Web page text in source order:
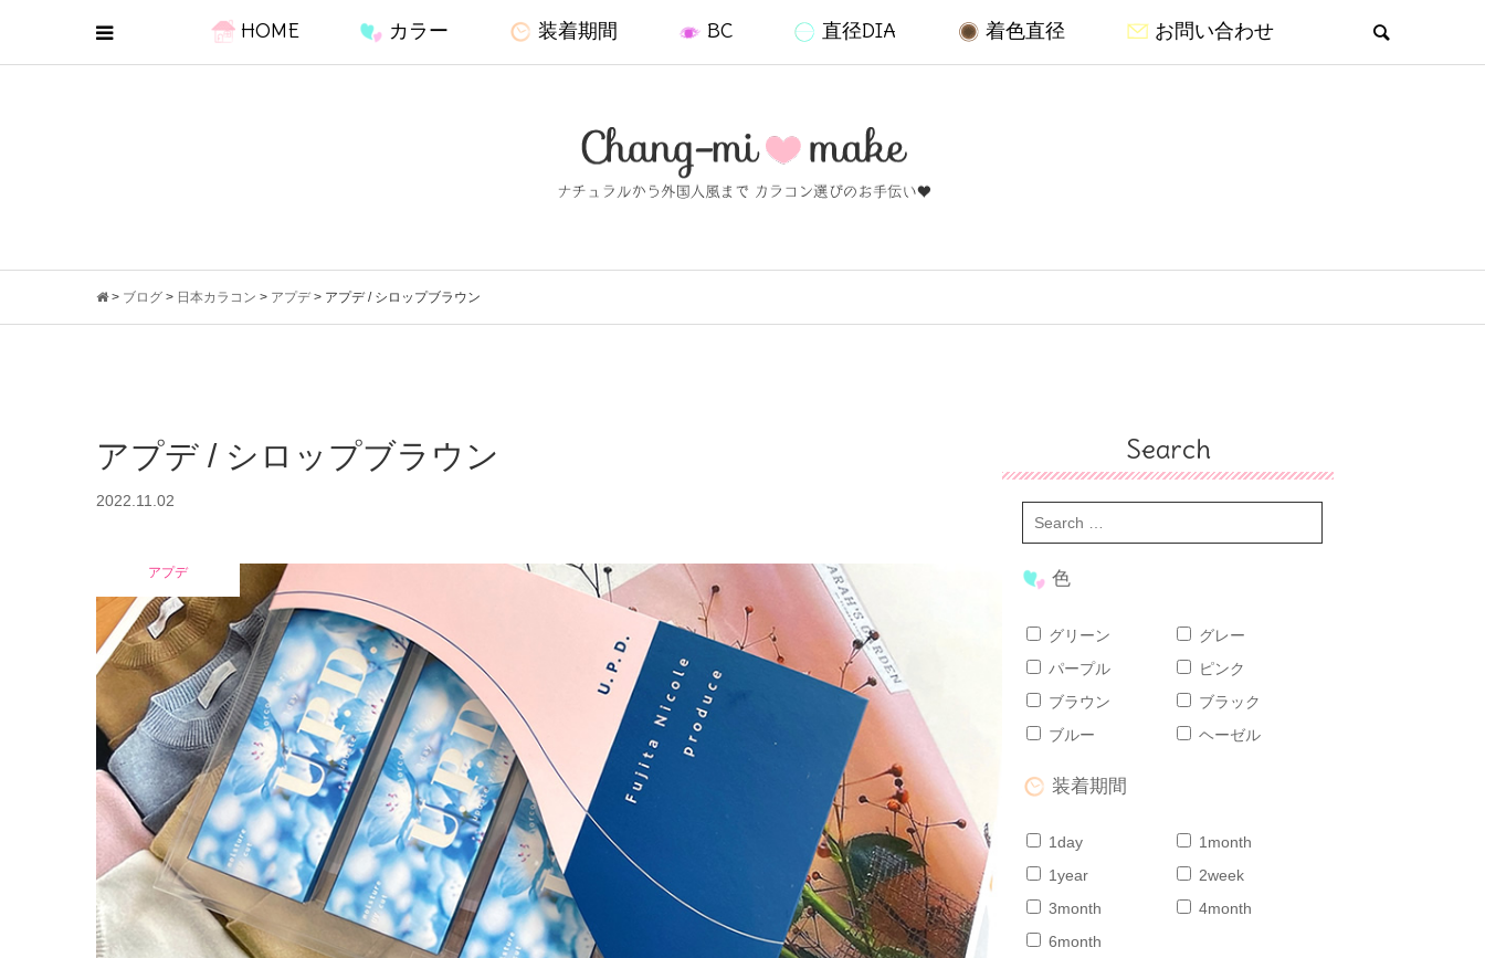
HOME カラー 装着期間 BC 直径DIA 着色直径 お問い合わせ
> ブログ > 日本カラコン > アプデ> アプデ / シロップブラウン
アプデ / シロップブラウン
2022.11.02
アプデ
Search
色
グリーン
グレー
パープル
ピンク
ブラウン
ブラック
ブルー
ヘーゼル
装着期間
1day
1month
1year
2week
3month
4month
6month